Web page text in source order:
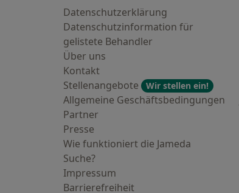
Datenschutzerklärung
Datenschutzinformation für
gelistete Behandler
Über uns
Kontakt
Stellenangebote
Wir stellen ein!
Allgemeine Geschäftsbedingungen
Partner
Presse
Wie funktioniert die Jameda
Suche?
Impressum
Barrierefreiheit